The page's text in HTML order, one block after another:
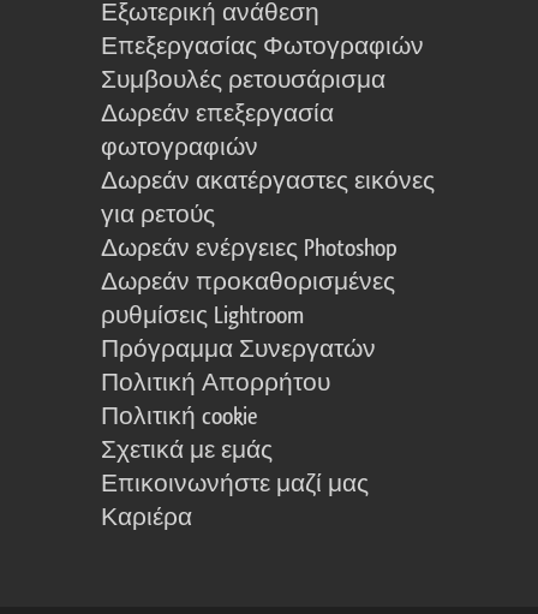
Εξωτερική ανάθεση
Επεξεργασίας Φωτογραφιών
Συμβουλές ρετουσάρισμα
Δωρεάν επεξεργασία
φωτογραφιών
Δωρεάν ακατέργαστες εικόνες
για ρετούς
Δωρεάν ενέργειες Photoshop
Δωρεάν προκαθορισμένες
ρυθμίσεις Lightroom
Πρόγραμμα Συνεργατών
Πολιτική Απορρήτου
Πολιτική cookie
Σχετικά με εμάς
Επικοινωνήστε μαζί μας
Καριέρα